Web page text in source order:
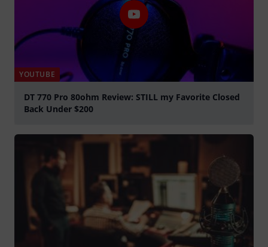
YOUTUBE
DT 770 Pro 80ohm Review: STILL my Favorite Closed
Back Under $200